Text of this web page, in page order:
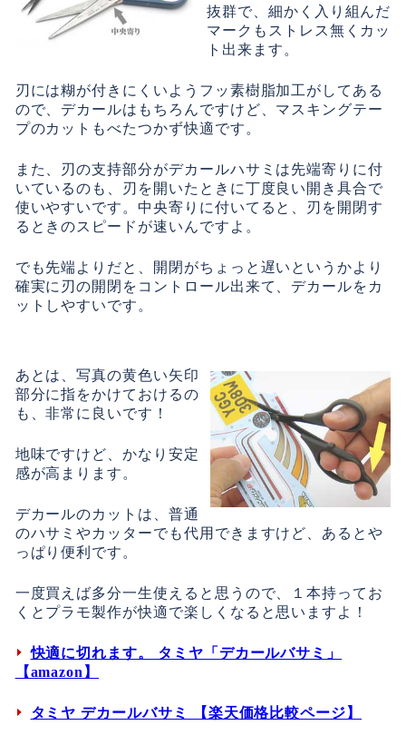
抜群で、細かく入り組んだ
マークもストレス無くカッ
ト出来ます。
刃には糊が付きにくいようフッ素樹脂加工がしてある
ので、デカールはもちろんですけど、マスキングテー
プのカットもべたつかず快適です。
また、刃の支持部分がデカールハサミは先端寄りに付
いているのも、刃を開いたときに丁度良い開き具合で
使いやすいです。中央寄りに付いてると、刃を開閉す
るときのスピードが速いんですよ。
でも先端よりだと、開閉がちょっと遅いというかより
確実に刃の開閉をコントロール出来て、デカールをカ
ットしやすいです。
あとは、写真の黄色い矢印
部分に指をかけておけるの
も、非常に良いです！
地味ですけど、かなり安定
感が高まります。
デカールのカットは、普通
のハサミやカッターでも代用できますけど、あるとや
っぱり便利です。
一度買えば多分一生使えると思うので、１本持ってお
くとプラモ製作が快適で楽しくなると思いますよ！
快適に切れます。 タミヤ「デカールバサミ」
【amazon】
タミヤ デカールバサミ 【楽天価格比較ページ】